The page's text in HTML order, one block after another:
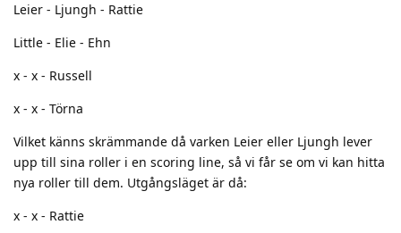
Leier - Ljungh - Rattie
Little - Elie - Ehn
x - x - Russell
x - x - Törna
Vilket känns skrämmande då varken Leier eller Ljungh lever
upp till sina roller i en scoring line, så vi får se om vi kan hitta
nya roller till dem. Utgångsläget är då:
x - x - Rattie